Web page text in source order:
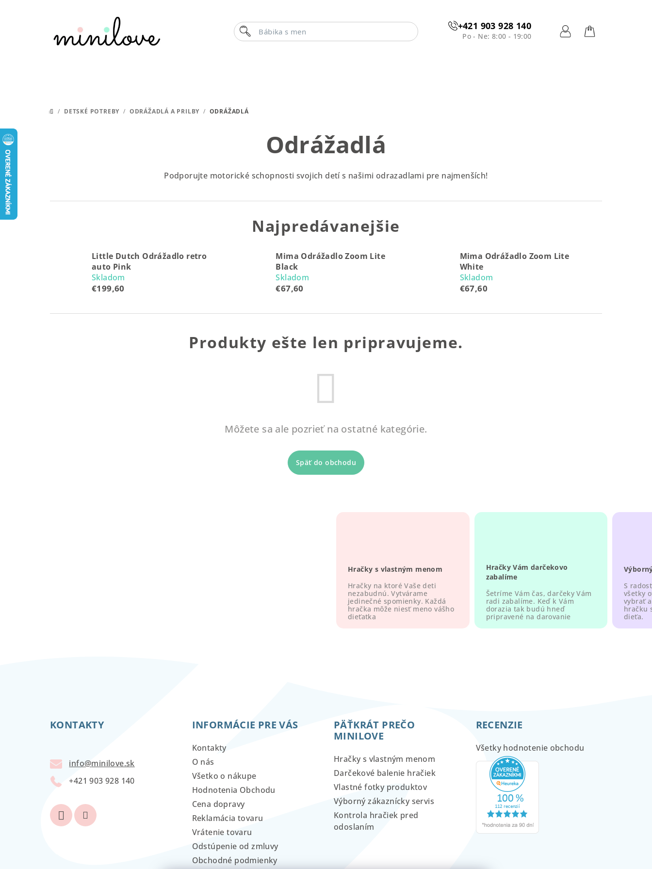
Bábika s menom
Hľadať +421 903 928 140
Po - Ne: 8:00 - 19:00
DOMOV
/ DETSKÉ POTREBY / ODRÁŽADLÁ A PRILBY / ODRÁŽADLÁ
Odrážadlá
Podporujte motorické schopnosti svojich detí s našimi odrazadlami pre najmenších!
Najpredávanejšie
Little Dutch Odrážadlo retro
auto Pink
Skladom
€199,60
Mima Odrážadlo Zoom Lite
Black
Skladom
€67,60
Mima Odrážadlo Zoom Lite
White
Skladom
€67,60
Produkty ešte len pripravujeme.
Môžete sa ale pozrieť na ostatné kategórie.
Späť do obchodu
Hračky s vlastným menom
Hračky na ktoré Vaše deti
nezabudnú. Vytvárame
jedinečné spomienky. Každá
hračka môže niesť meno vášho
dieťatka
Hračky Vám darčekovo
zabalíme
Šetríme Vám čas, darčeky Vám
radi zabalíme. Keď k Vám
dorazia tak budú hneď
pripravené na darovanie
S
všetky
vybrať
hračku
dieťa.
KONTAKTY
info@minilove.sk
+421 903 928 140
INFORMÁCIE PRE VÁS
Kontakty
O nás
Všetko o nákupe
Hodnotenia Obchodu
Cena dopravy
Reklamácia tovaru
Vrátenie tovaru
Odstúpenie od zmluvy
Obchodné podmienky
PÄŤKRÁT PREČO
MINILOVE
Hračky s vlastným menom
Darčekové balenie hračiek
Vlastné fotky produktov
Výborný zákaznícky servis
Kontrola hračiek pred
odoslaním
RECENZIE
Všetky hodnotenie obchodu